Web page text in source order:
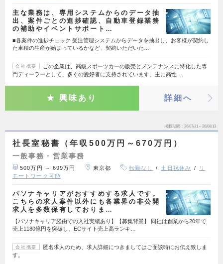
主な業務は、専用システムからのデータ抽
出、案件ごとの進捗確認、自動車登録業務
の補助やイベントサポート…
■各案件の進捗チェック 受注管理システムからデータを抽出し、お客様が契約し
た車種の生産が始まっているかなど、契約いただいた…
会社概要
この企業は、高級スポーツカーの販売とメンテナンスに特化した専
門ディーラーとして、多くの愛好者に支持されています。主に高性…
興味あり 詳細へ
掲載期間 26/07/31～26/08/13
社長室秘書（年収500万円～670万円）
一般事務・営業事務
500万円 ～ 699万円 東京都 転勤なし 土日祝休み
リ
モートワーク可能
パソナキャリアがおすすめする求人です。
こちらの求人案件以外にも各業界の非公開
求人を多数保有しておりま…
【パソナキャリア経由での入社実績あり】【募集背景】 同社は創業から20年で
売上1180億円を突破し、ECサイト売上高ランキ…
会社概要
匿名求人のため、求人詳細につきましてはご面談時にお伝え致しま
す。